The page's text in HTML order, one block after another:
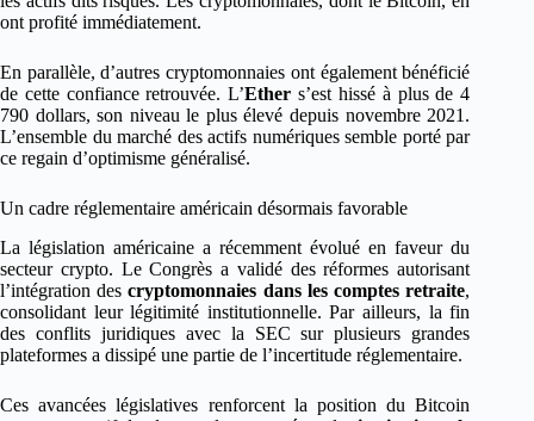
ont profité immédiatement.
En parallèle, d’autres cryptomonnaies ont également bénéficié
de cette confiance retrouvée. L’Ether s’est hissé à plus de 4
790 dollars, son niveau le plus élevé depuis novembre 2021.
L’ensemble du marché des actifs numériques semble porté par
ce regain d’optimisme généralisé.
Un cadre réglementaire américain désormais favorable
La législation américaine a récemment évolué en faveur du
secteur crypto. Le Congrès a validé des réformes autorisant
l’intégration descryptomonnaies dans les comptes retraite,
consolidant leur légitimité institutionnelle. Par ailleurs, la fin
des conflits juridiques avec la SEC sur plusieurs grandes
plateformes a dissipé une partie de l’incertitude réglementaire.
Ces avancées législatives renforcent la position du Bitcoin